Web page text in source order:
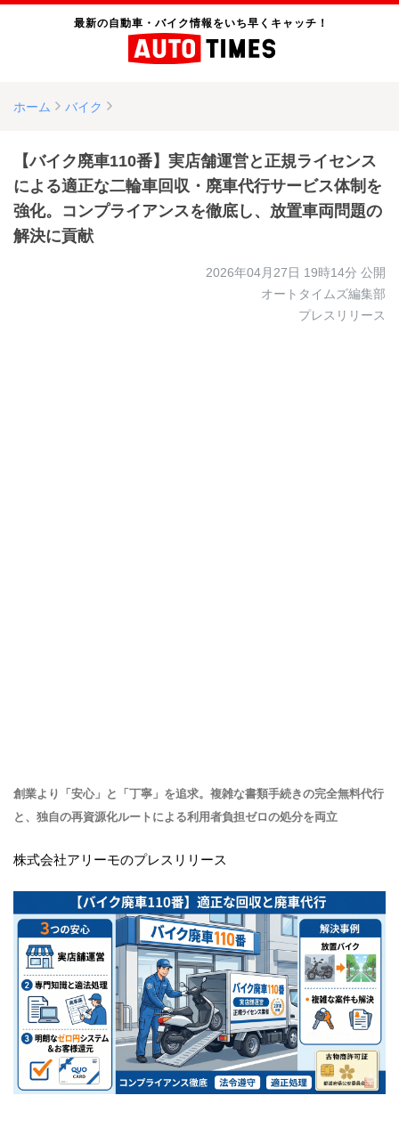
最新の自動車・バイク情報をいち早くキャッチ！
ホーム バイク
【バイク廃車110番】実店舗運営と正規ライセンス
による適正な二輪車回収・廃車代行サービス体制を
強化。コンプライアンスを徹底し、放置車両問題の
解決に貢献
2026年04月27日 19時14分 公開
オートタイムズ編集部
プレスリリース
創業より「安心」と「丁寧」を追求。複雑な書類手続きの完全無料代行
と、独自の再資源化ルートによる利用者負担ゼロの処分を両立
株式会社アリーモのプレスリリース